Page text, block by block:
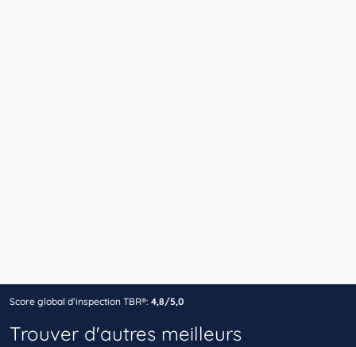
Score global d’inspection TBR®: 4,8/5,0
Trouver d'autres meilleurs